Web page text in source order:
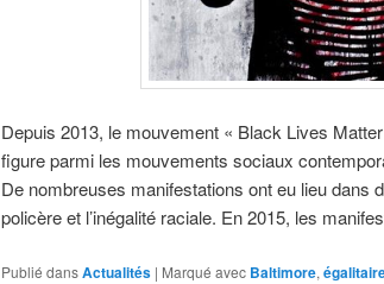
Depuis 2013, le mouvement « Black Lives
figure parmi les mouvements sociaux
De nombreuses manifestations ont eu lieu dans
policère et l’inégalité raciale. En 2015, les
Publié dansActualités | Marqué avec Baltimore,